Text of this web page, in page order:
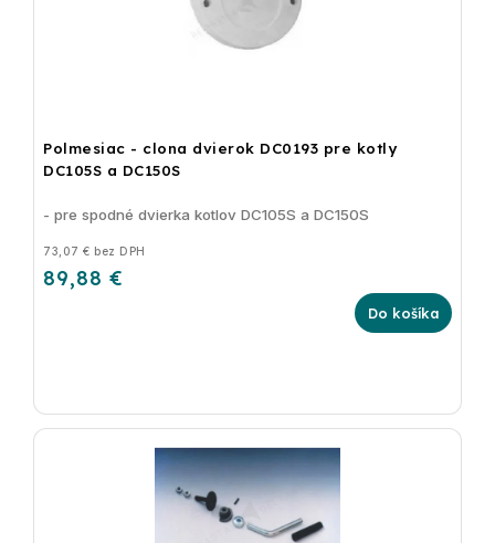
Polmesiac - clona dvierok DC0193 pre kotly
DC105S a DC150S
73,07 € bez DPH
89,88 €
Do košíka
- pre spodné dvierka kotlov DC105S a DC150S